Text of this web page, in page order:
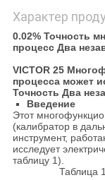
Характер
0.02% Точность
процесс Два
VICTOR 25
процесса может
Точность Два
Введение
Этот
(калибратор в
инструмент,
исследует
таблицу 1).
Таблица